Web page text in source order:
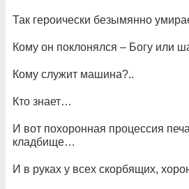
Так героически безымянно
Кому он поклонялся – Богу или
Кому служит машина?..
Кто знает…
И вот похоронная процессия
кладбище…
И в руках у всех скорбящих,